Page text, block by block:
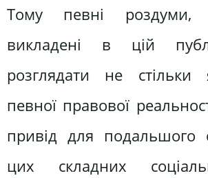
Тому певні роздуми,
викладені в цій
розглядати не стільки
певної правової
привід для подальшого
цих складних